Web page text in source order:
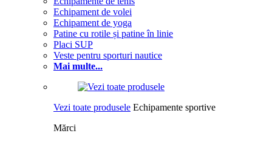
Echipament de volei
Echipament de yoga
Patine cu rotile și patine în linie
Placi SUP
Veste pentru sporturi nautice
Mai multe...
Vezi toate produsele Echipamente sportive
Mărci